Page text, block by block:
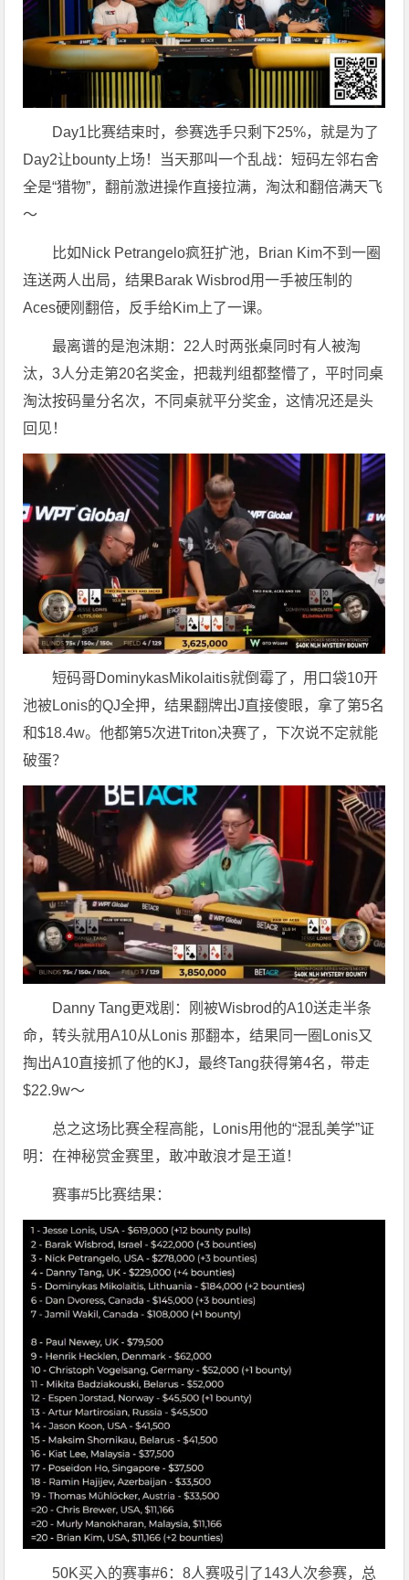
Day1比赛结束时，参赛选手只剩下25%，就是为了
Day2让bounty上场！当天那叫一个乱战：短码左邻右舍
全是“猎物”，翻前激进操作直接拉满，淘汰和翻倍满天飞
～
比如Nick Petrangelo疯狂扩池，Brian Kim不到一圈
连送两人出局，结果Barak Wisbrod用一手被压制的
Aces硬刚翻倍，反手给Kim上了一课。
最离谱的是泡沫期：22人时两张桌同时有人被淘
汰，3人分走第20名奖金，把裁判组都整懵了，平时同桌
淘汰按码量分名次，不同桌就平分奖金，这情况还是头
回见！
短码哥DominykasMikolaitis就倒霉了，用口袋10开
池被Lonis的QJ全押，结果翻牌出J直接傻眼，拿了第5名
和$18.4w。他都第5次进Triton决赛了，下次说不定就能
破蛋？
Danny Tang更戏剧：刚被Wisbrod的A10送走半条
命，转头就用A10从Lonis 那翻本，结果同一圈Lonis又
掏出A10直接抓了他的KJ，最终Tang获得第4名，带走
$22.9w～
总之这场比赛全程高能，Lonis用他的“混乱美学”证
明：在神秘赏金赛里，敢冲敢浪才是王道！
赛事#5比赛结果：
50K买入的赛事#6：8人赛吸引了143人次参赛，总